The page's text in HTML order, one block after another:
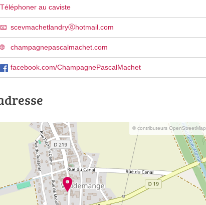
Téléphoner au caviste
scevmachetlandryⓐhotmail.com
champagnepascalmachet.com
facebook.com/ChampagnePascalMachet
© contributeurs OpenStreetMap